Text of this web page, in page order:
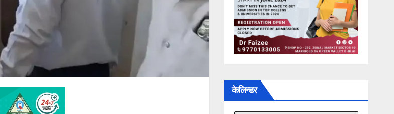
केलिन्डर